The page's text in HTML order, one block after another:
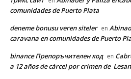
comunidades de Puerto Plata
deneme bonusu veren siteler en
caravana en comunidades de Puerto
binance Препоръчителен код en
a 12 años de cárcel por crimen de